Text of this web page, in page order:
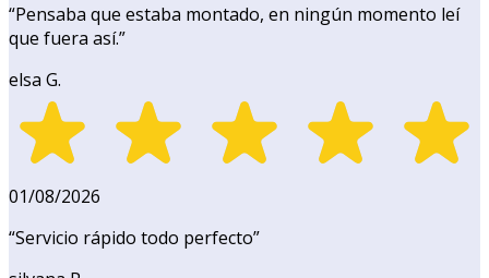
“Pensaba que estaba montado, en ningún momento leí
que fuera así.”
elsa G.
01/08/2026
“Servicio rápido todo perfecto”